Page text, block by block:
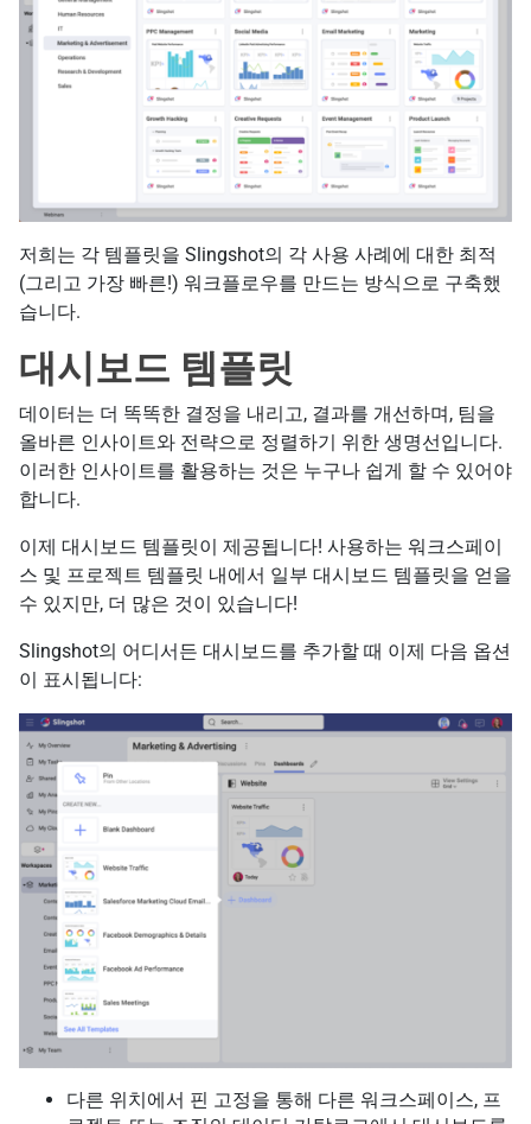
저희는 각 템플릿을 Slingshot의 각 사용 사례에 대한 최적
(그리고 가장 빠른!) 워크플로우를 만드는 방식으로 구축했
습니다.
대시보드 템플릿
데이터는 더 똑똑한 결정을 내리고, 결과를 개선하며, 팀을
올바른 인사이트와 전략으로 정렬하기 위한 생명선입니다.
이러한 인사이트를 활용하는 것은 누구나 쉽게 할 수 있어야
합니다.
이제 대시보드 템플릿이 제공됩니다! 사용하는 워크스페이
스 및 프로젝트 템플릿 내에서 일부 대시보드 템플릿을 얻을
수 있지만, 더 많은 것이 있습니다!
Slingshot의 어디서든 대시보드를 추가할 때 이제 다음 옵션
이 표시됩니다:
다른 위치에서 핀 고정을 통해 다른 워크스페이스, 프